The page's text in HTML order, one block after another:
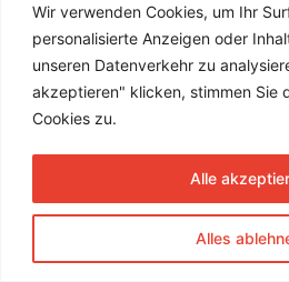
Wir verwenden Cookies, um Ihr
personalisierte Anzeigen oder
unseren Datenverkehr zu
akzeptieren" klicken, stimmen Sie
Cookies zu.
Alles
Alle